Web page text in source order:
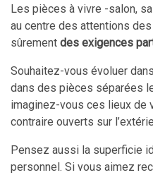
Les pièces à vivre -salon,
au centre des attentions
sûrement des exigences
Souhaitez-vous évoluer
dans des pièces séparées
imaginez-vous ces lieux de
contraire ouverts sur
Pensez aussi la superficie
personnel. Si vous aimez